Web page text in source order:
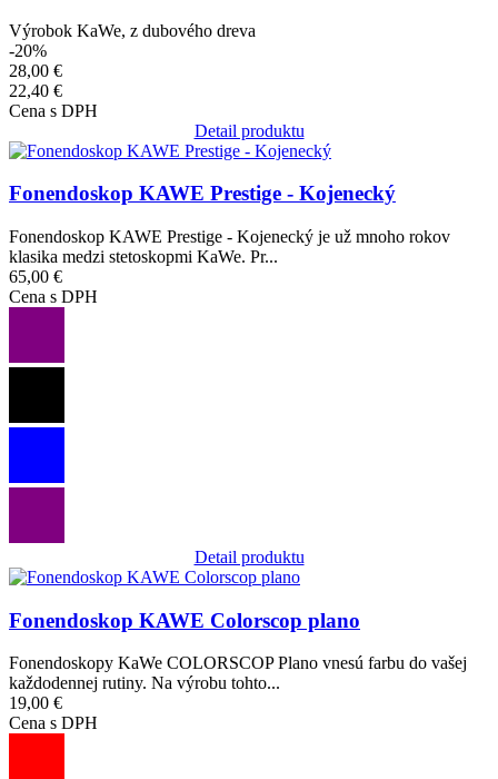
Výrobok KaWe, z dubového dreva
-20%
28,00 €
22,40 €
Cena s DPH
Detail produktu
Obrázok
Fonendoskop KAWE Prestige - Kojenecký
Fonendoskop KAWE Prestige - Kojenecký je už mnoho rokov
klasika medzi stetoskopmi KaWe. Pr...
65,00 €
Cena s DPH
Detail produktu
Obrázok
Fonendoskop KAWE Colorscop plano
Fonendoskopy KaWe COLORSCOP Plano vnesú farbu do vašej
každodennej rutiny. Na výrobu tohto...
19,00 €
Cena s DPH